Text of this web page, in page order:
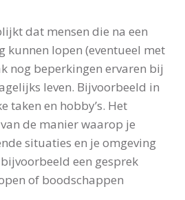
dat mensen die na een
kunnen lopen (eventueel met
nog beperkingen ervaren bij
leven. Bijvoorbeeld in
taken en hobby’s. Het
de manier waarop je
situaties en je omgeving
een gesprek
of boodschappen